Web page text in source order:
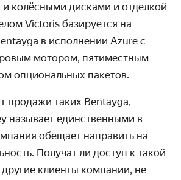
и колёсными дисками и отделкой
Victoris базируется на
в исполнении Azure с
мотором, пятиместным
опциональных пакетов.
продажи таких Bentayga,
называет единственными в
обещает направить на
Получат ли доступ к такой
клиенты компании, не